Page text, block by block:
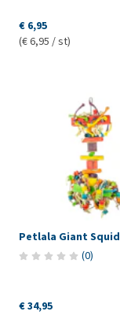
€ 6,95
(€ 6,95 / st)
Petlala Giant Squid
(0)
€ 34,95